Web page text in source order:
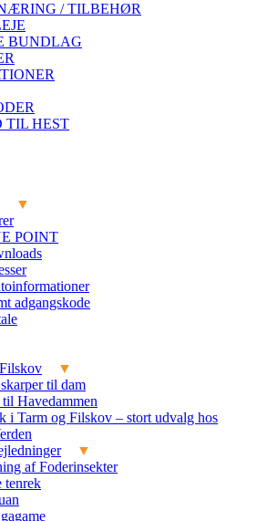
/ TILBEHØR
BUNDLAG
TIL HEST
POINT
adgangskode
til dam
til Havedammen
i Tarm og Filskov – stort udvalg hos
af Foderinsekter
tenrek